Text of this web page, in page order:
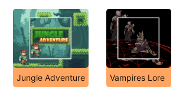
Jungle Adventure Vampires Lore